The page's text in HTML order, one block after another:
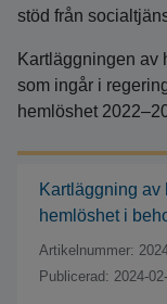
stöd från
Kartläggningen av
som ingår i
hemlöshet
Kartläggning
hemlöshet i
Artikelnummer:
Publicerad: 2024-